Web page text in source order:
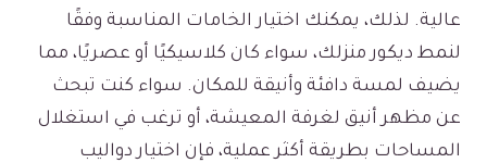
عالية. لذلك، يمكنك اختيار الخامات المناسبة وفقًا
لنمط ديكور منزلك، سواء كان كلاسيكيًا أو عصريًا، مما
يضيف لمسة دافئة وأنيقة للمكان. سواء كنت تبحث
عن مظهر أنيق لغرفة المعيشة، أو ترغب في استغلال
المساحات بطريقة أكثر عملية، فإن اختيار دواليب